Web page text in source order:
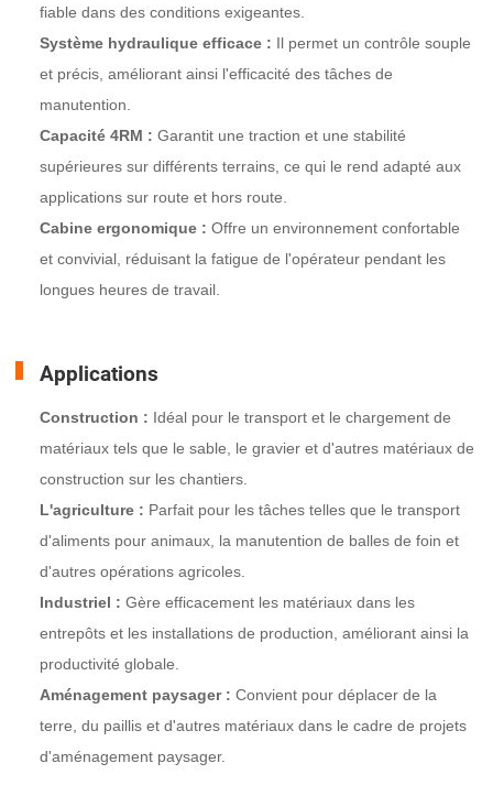
fiable dans des conditions exigeantes.
Système hydraulique efficace : Il permet un contrôle souple
et précis, améliorant ainsi l'efficacité des tâches de
manutention.
Capacité 4RM : Garantit une traction et une stabilité
supérieures sur différents terrains, ce qui le rend adapté aux
applications sur route et hors route.
Cabine ergonomique : Offre un environnement confortable
et convivial, réduisant la fatigue de l'opérateur pendant les
longues heures de travail.
Applications
Construction : Idéal pour le transport et le chargement de
matériaux tels que le sable, le gravier et d'autres matériaux de
construction sur les chantiers.
L'agriculture : Parfait pour les tâches telles que le transport
d'aliments pour animaux, la manutention de balles de foin et
d'autres opérations agricoles.
Industriel : Gère efficacement les matériaux dans les
entrepôts et les installations de production, améliorant ainsi la
productivité globale.
Aménagement paysager : Convient pour déplacer de la
terre, du paillis et d'autres matériaux dans le cadre de projets
d'aménagement paysager.